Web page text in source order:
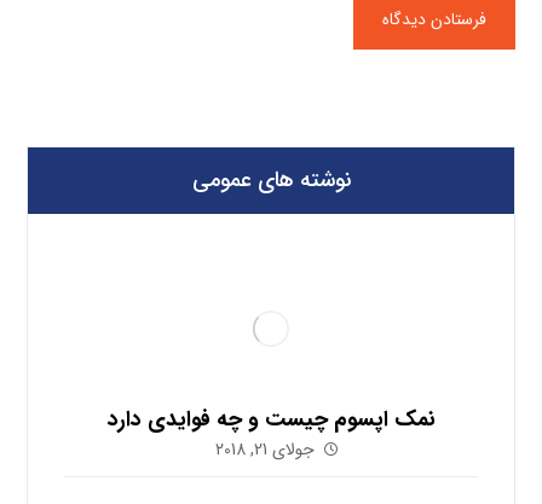
نوشته های عمومی
نمک اپسوم چیست و چه فوایدی دارد
جولای 21, 2018